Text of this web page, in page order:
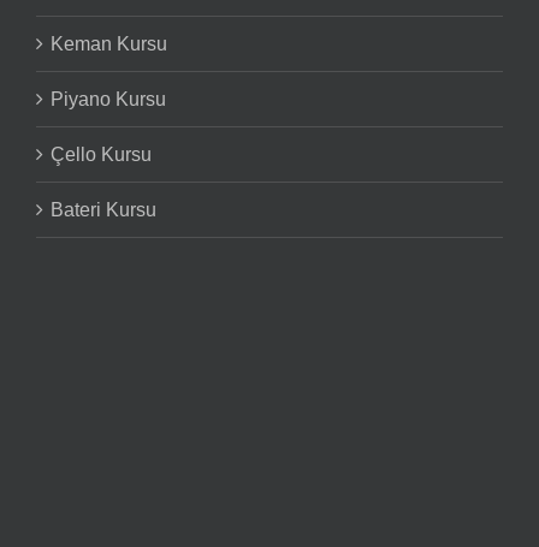
Keman Kursu
Piyano Kursu
Çello Kursu
Bateri Kursu